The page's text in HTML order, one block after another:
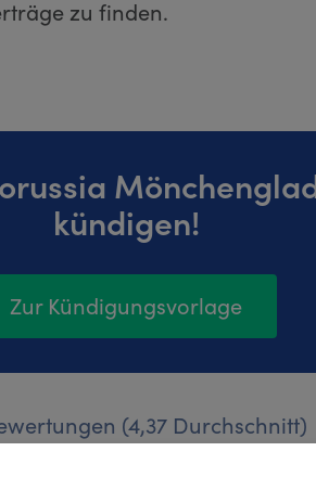
zu finden.
kündigen!
Zur Kündigungsvorlage
(4,37 Durchschnitt)